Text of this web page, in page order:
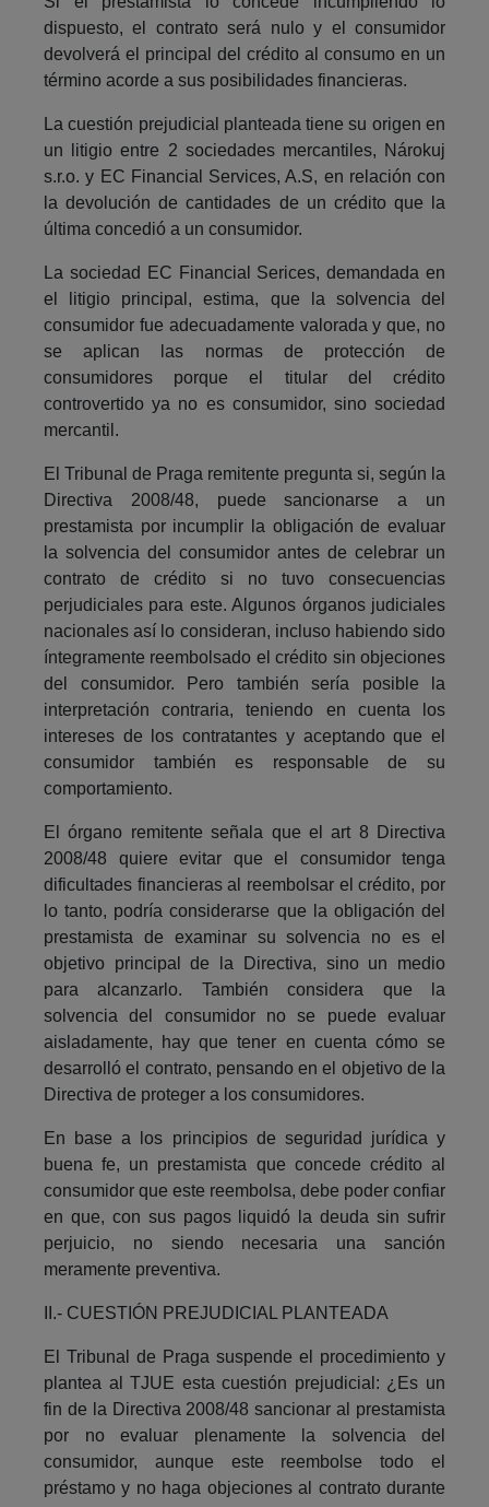
dispuesto, el contrato será nulo y el consumidor
devolverá el principal del crédito al consumo en un
término acorde a sus posibilidades financieras.
La cuestión prejudicial planteada tiene su origen en
un litigio entre 2 sociedades mercantiles, Nárokuj
s.r.o. y EC Financial Services, A.S, en relación con
la devolución de cantidades de un crédito que la
última concedió a un consumidor.
La sociedad EC Financial Serices, demandada en
el litigio principal, estima, que la solvencia del
consumidor fue adecuadamente valorada y que, no
se aplican las normas de protección de
consumidores porque el titular del crédito
controvertido ya no es consumidor, sino sociedad
mercantil.
El Tribunal de Praga remitente pregunta si, según la
Directiva 2008/48, puede sancionarse a un
prestamista por incumplir la obligación de evaluar
la solvencia del consumidor antes de celebrar un
contrato de crédito si no tuvo consecuencias
perjudiciales para este. Algunos órganos judiciales
nacionales así lo consideran, incluso habiendo sido
íntegramente reembolsado el crédito sin objeciones
del consumidor. Pero también sería posible la
interpretación contraria, teniendo en cuenta los
intereses de los contratantes y aceptando que el
consumidor también es responsable de su
comportamiento.
El órgano remitente señala que el art 8 Directiva
2008/48 quiere evitar que el consumidor tenga
dificultades financieras al reembolsar el crédito, por
lo tanto, podría considerarse que la obligación del
prestamista de examinar su solvencia no es el
objetivo principal de la Directiva, sino un medio
para alcanzarlo. También considera que la
solvencia del consumidor no se puede evaluar
aisladamente, hay que tener en cuenta cómo se
desarrolló el contrato, pensando en el objetivo de la
Directiva de proteger a los consumidores.
En base a los principios de seguridad jurídica y
buena fe, un prestamista que concede crédito al
consumidor que este reembolsa, debe poder confiar
en que, con sus pagos liquidó la deuda sin sufrir
perjuicio, no siendo necesaria una sanción
meramente preventiva.
II.- CUESTIÓN PREJUDICIAL PLANTEADA
El Tribunal de Praga suspende el procedimiento y
plantea al TJUE esta cuestión prejudicial: ¿Es un
fin de la Directiva 2008/48 sancionar al prestamista
por no evaluar plenamente la solvencia del
consumidor, aunque este reembolse todo el
préstamo y no haga objeciones al contrato durante